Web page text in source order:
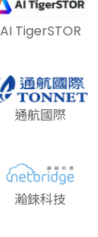
AI TigerSTOR
通航國際
瀚錸科技